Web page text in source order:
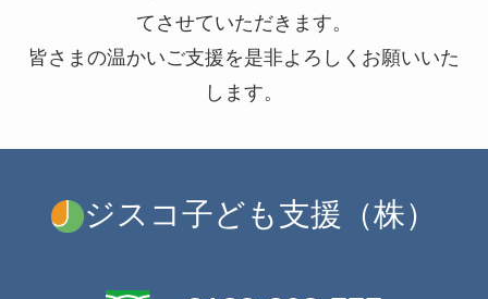
てさせていただきます。
皆さまの温かいご支援を是非よろしくお願いいた
します。
ジスコ子ども支援（株）